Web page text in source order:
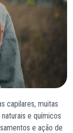
capilares, muitas
e químicos
e ação de